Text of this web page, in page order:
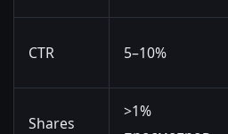
CTR 5–10%
Shares
>1%